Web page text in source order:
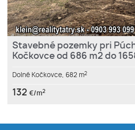
Stavebné pozemky pri
Kočkovce od 686 m2 do
Dolné Kočkovce, 682 m2
132 €/m2